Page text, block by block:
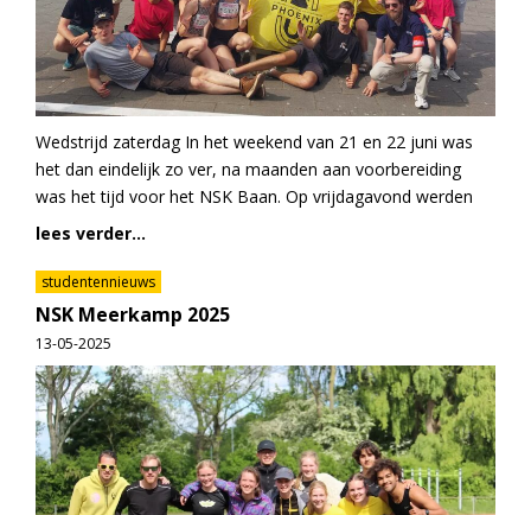
Wedstrijd zaterdag In het weekend van 21 en 22 juni was
het dan eindelijk zo ver, na maanden aan voorbereiding
was het tijd voor het NSK Baan. Op vrijdagavond werden
lees verder...
studentennieuws
NSK Meerkamp 2025
13-05-2025